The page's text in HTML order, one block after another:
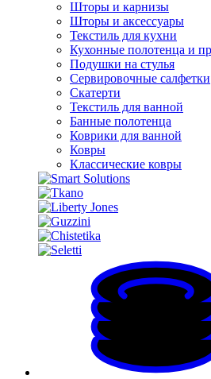
Шторы и карнизы
Шторы и аксессуары
Текстиль для кухни
Кухонные полотенца и
Подушки на стулья
Сервировочные салфетки
Скатерти
Текстиль для ванной
Банные полотенца
Коврики для ванной
Ковры
Классические ковры